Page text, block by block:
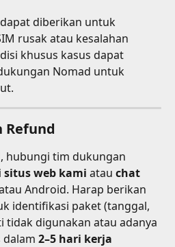
diberikan untuk
rusak atau kesalahan
khusus kasus dapat
Nomad untuk
Refund
hubungi tim dukungan
situs web kami atau chat
Android. Harap berikan
identifikasi paket (tanggal,
tidak digunakan atau adanya
dalam 2–5 hari kerja